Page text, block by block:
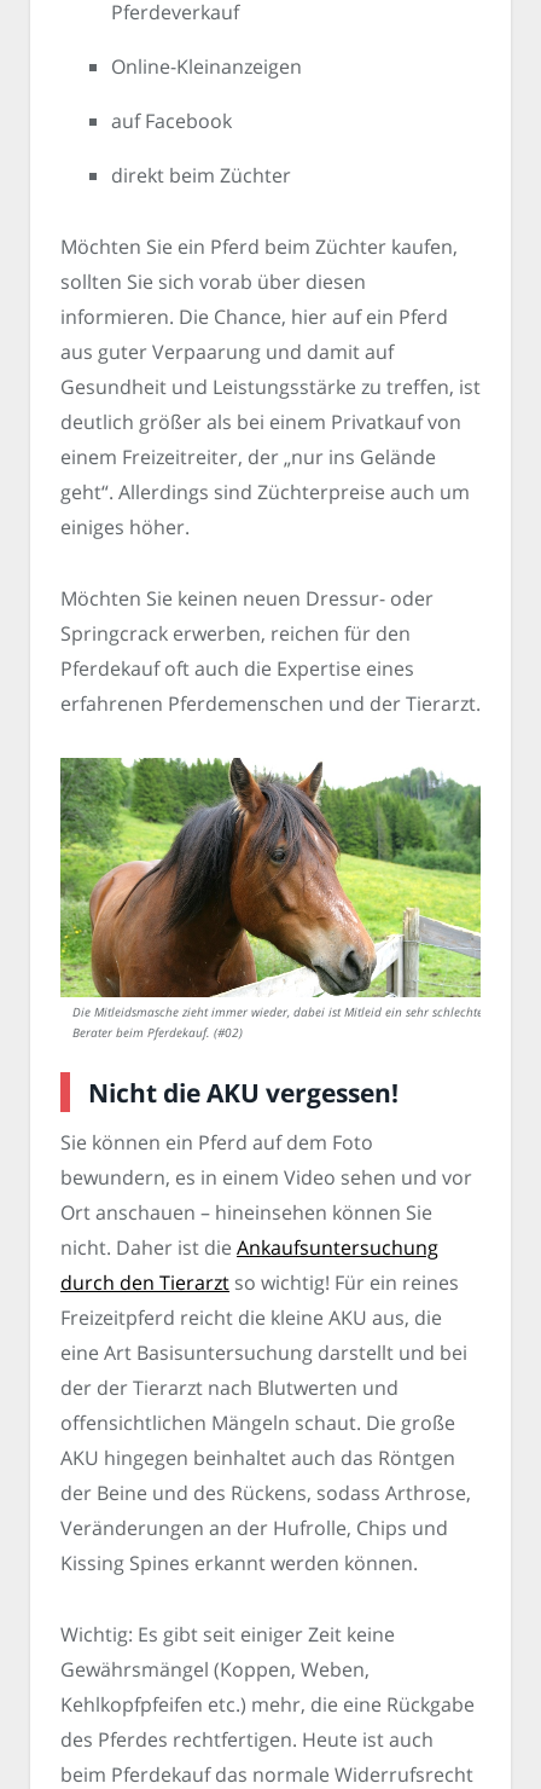
Pferdeverkauf
Online-Kleinanzeigen
auf Facebook
direkt beim Züchter
Möchten Sie ein Pferd beim Züchter kaufen,
sollten Sie sich vorab über diesen
informieren. Die Chance, hier auf ein Pferd
aus guter Verpaarung und damit auf
Gesundheit und Leistungsstärke zu treffen, ist
deutlich größer als bei einem Privatkauf von
einem Freizeitreiter, der „nur ins Gelände
geht“. Allerdings sind Züchterpreise auch um
einiges höher.
Möchten Sie keinen neuen Dressur- oder
Springcrack erwerben, reichen für den
Pferdekauf oft auch die Expertise eines
erfahrenen Pferdemenschen und der Tierarzt.
Die Mitleidsmasche zieht immer wieder, dabei ist Mitleid ein sehr schlechter
Berater beim Pferdekauf. (#02)
Nicht die AKU vergessen!
Sie können ein Pferd auf dem Foto
bewundern, es in einem Video sehen und vor
Ort anschauen – hineinsehen können Sie
nicht. Daher ist die Ankaufsuntersuchung
durch den Tierarzt so wichtig! Für ein reines
Freizeitpferd reicht die kleine AKU aus, die
eine Art Basisuntersuchung darstellt und bei
der der Tierarzt nach Blutwerten und
offensichtlichen Mängeln schaut. Die große
AKU hingegen beinhaltet auch das Röntgen
der Beine und des Rückens, sodass Arthrose,
Veränderungen an der Hufrolle, Chips und
Kissing Spines erkannt werden können.
Wichtig: Es gibt seit einiger Zeit keine
Gewährsmängel (Koppen, Weben,
Kehlkopfpfeifen etc.) mehr, die eine Rückgabe
des Pferdes rechtfertigen. Heute ist auch
beim Pferdekauf das normale Widerrufsrecht